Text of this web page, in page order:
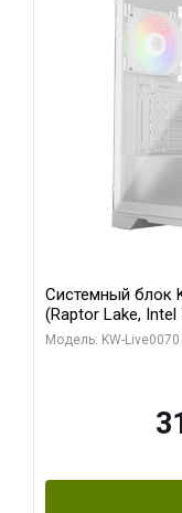
Системный блок
(Raptor Lake,
модуля)/ Gigabyte
Модель: KW-Live0070